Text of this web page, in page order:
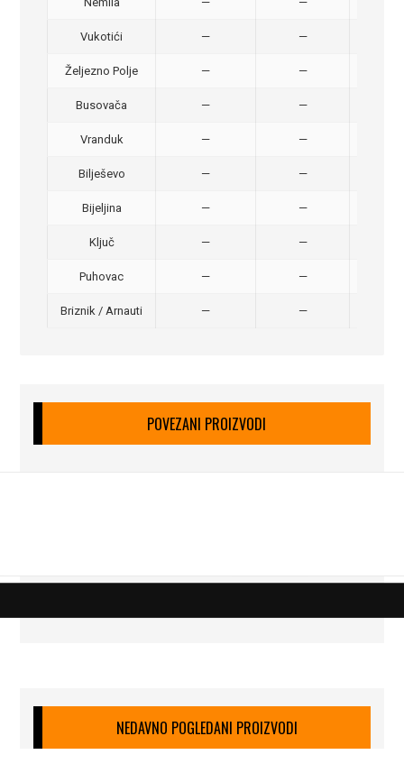
Vukotići — —
Željezno Polje — —
Busovača — —
Vranduk — —
Bilješevo — —
Bijeljina — —
Ključ — —
Puhovac — —
Briznik / Arnauti — —
POVEZANI PROIZVODI
NEDAVNO POGLEDANI PROIZVODI